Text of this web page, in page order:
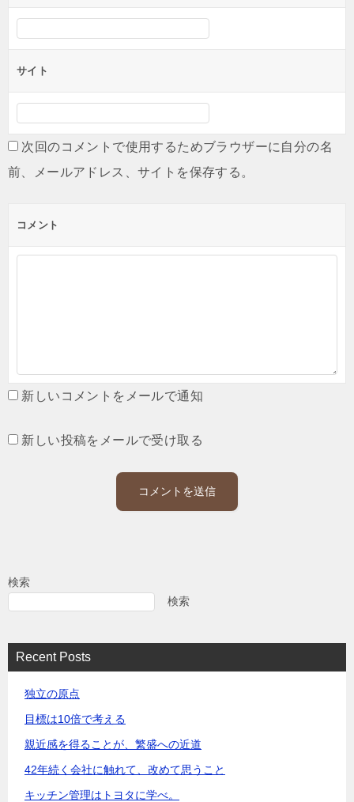
サイト
次回のコメントで使用するためブラウザーに自分の名
前、メールアドレス、サイトを保存する。
コメント
新しいコメントをメールで通知
新しい投稿をメールで受け取る
検索
検索
Recent Posts
独立の原点
目標は10倍で考える
親近感を得ることが、繁盛への近道
42年続く会社に触れて、改めて思うこと
キッチン管理はトヨタに学べ。